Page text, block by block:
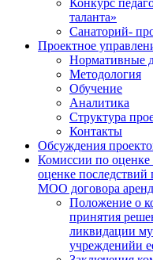
Конкурс
таланта»
Санаторий-
Проектное
Нормативные
Методология
Обучение
Аналитика
Структура
Контакты
Обсуждения
Комиссии по оценке
оценке
МОО договора
Положение о
принятия
ликвидации
учрежденийи